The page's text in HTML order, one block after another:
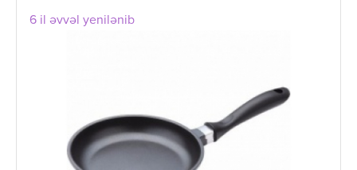
6 il əvvəl yenilənib